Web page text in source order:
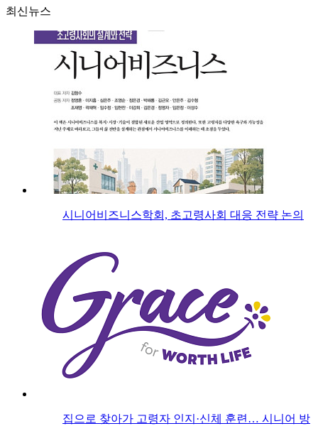
최신뉴스
시니어비즈니스학회, 초고령사회 대응 전략 논의
집으로 찾아가 고령자 인지·신체 훈련… 시니어 방